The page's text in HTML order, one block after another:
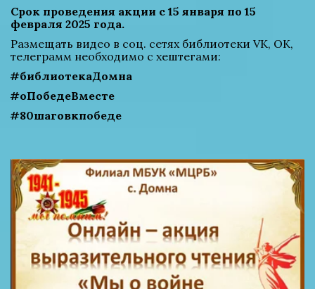
Срок проведения акции с 15 января по 15
февраля 2025 года.
Размещать видео в соц. сетях библиотеки VK, OK,
телеграмм необходимо с хештегами:
#библиотекаДомна
#оПобедеВместе
#80шаговкпобеде